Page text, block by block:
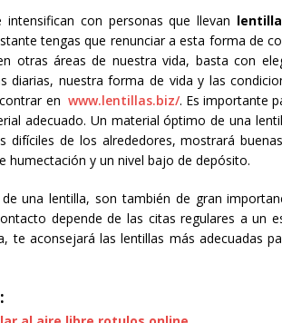
intensifican con personas que llevan
tengas que renunciar a esta forma de
otras áreas de nuestra vida, basta con
diarias, nuestra forma de vida y las
en www.lentillas.biz/. Es importante
adecuado. Un material óptimo de una
difíciles de los alrededores, mostrará
humectación y un nivel bajo de depósito.
una lentilla, son también de gran
depende de las citas regulares a un
te aconsejará las lentillas más adecuadas